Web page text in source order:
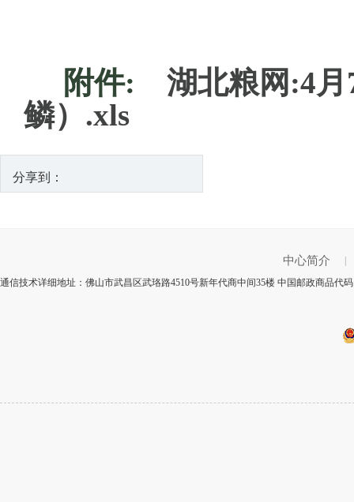
附件:
湖北粮网:4
鳞）.xls
分享到：
中心简介
通信技术详细地址：佛山市武昌区武珞路4510号新年代商中间35楼 中国邮政商品代